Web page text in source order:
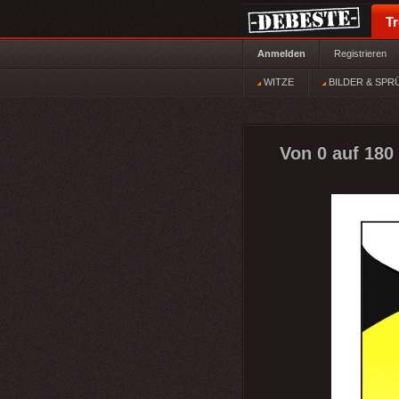
Anmelden Registrieren
WITZE BILDER &
Von 0 auf